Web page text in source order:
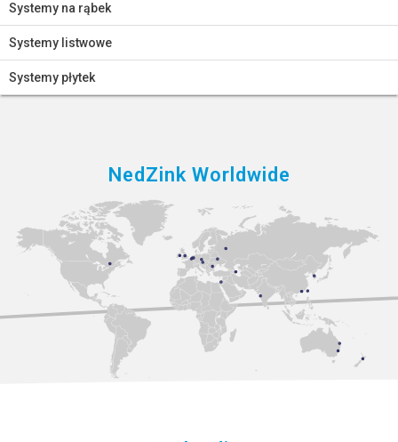
Systemy na rąbek
Systemy listwowe
Systemy płytek
NedZink Worldwide